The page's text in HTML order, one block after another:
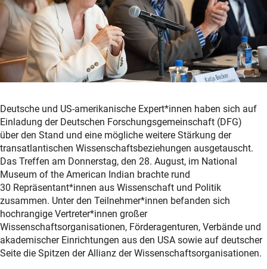
Deutsche und US-amerikanische Expert*innen haben sich auf
Einladung der Deutschen Forschungsgemeinschaft (DFG)
über den Stand und eine mögliche weitere Stärkung der
transatlantischen Wissenschaftsbeziehungen ausgetauscht.
Das Treffen am Donnerstag, den 28. August, im National
Museum of the American Indian brachte rund
30 Repräsentant*innen aus Wissenschaft und Politik
zusammen. Unter den Teilnehmer*innen befanden sich
hochrangige Vertreter*innen großer
Wissenschaftsorganisationen, Förderagenturen, Verbände und
akademischer Einrichtungen aus den USA sowie auf deutscher
Seite die Spitzen der Allianz der Wissenschaftsorganisationen.